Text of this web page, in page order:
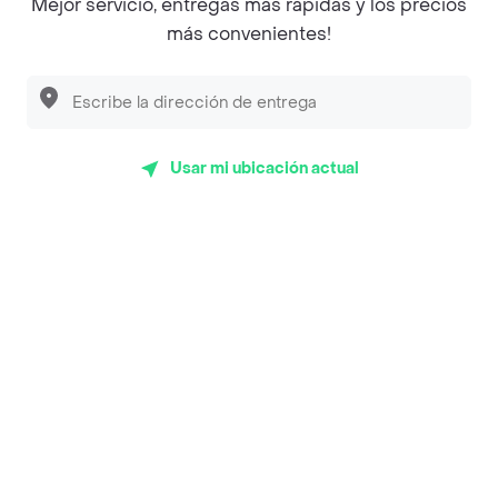
Encuéntranos en estos países
App Store Google play AppGallery
Mejor servicio, entregas más rápidas y los precios
más convenientes!
Usar mi ubicación actual